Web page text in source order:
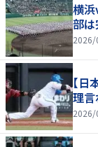
横浜
部は
2026/
【日
理言
2026/